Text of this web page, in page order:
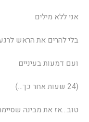
אני ללא מילים
בלי להרים את הראש
ועם דמעות בעיניים
(24 שעות אחר כך…)
טוב…אז את מבינה